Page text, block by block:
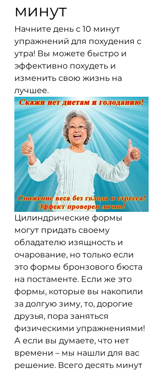
минут
Начните день с 10 минут
упражнений для похудения с
утра! Вы можете быстро и
эффективно похудеть и
изменить свою жизнь на
лучшее.
Цилиндрические формы
могут придать своему
обладателю изящность и
очарование, но только если
это формы бронзового бюста
на постаменте. Если же это
формы, которые вы накопили
за долгую зиму, то, дорогие
друзья, пора заняться
физическими упражнениями!
А если вы думаете, что нет
времени – мы нашли для вас
решение. Всего десять минут